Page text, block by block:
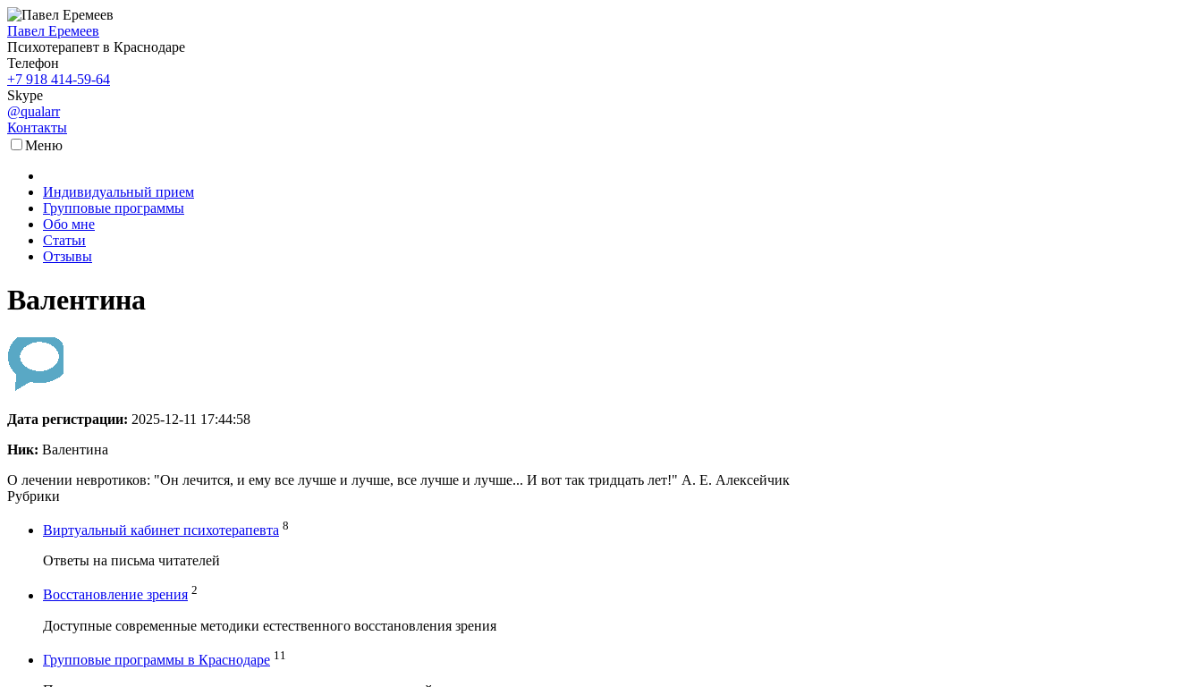
Павел Еремеев
Психотерапевт в Краснодаре
Телефон
+7 918 414-59-64
Skype
@qualarr
Контакты
Меню
Индивидуальный прием
Групповые программы
Обо мне
Статьи
Отзывы
Валентина
Дата регистрации: 2025-12-11 17:44:58
Ник: Валентина
О лечении невротиков: "Он лечится, и ему все лучше и лучше, все лучше и лучше... И вот так тридцать лет!" А. Е. Алексейчик
Рубрики
Виртуальный кабинет психотерапевта 8
Ответы на письма читателей
Восстановление зрения 2
Доступные современные методики естественного восстановления зрения
Групповые программы в Краснодаре 11